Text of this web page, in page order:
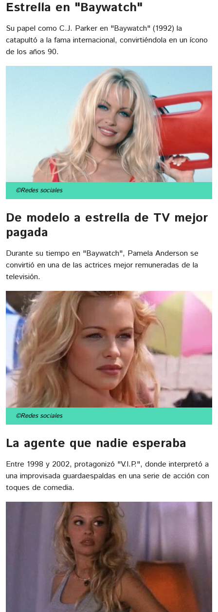
Estrella en "Baywatch"
Su papel como C.J. Parker en "Baywatch" (1992) la
catapultó a la fama internacional, convirtiéndola en un ícono
de los años 90.
©Redes sociales
De modelo a estrella de TV mejor
pagada
Durante su tiempo en "Baywatch", Pamela Anderson se
convirtió en una de las actrices mejor remuneradas de la
televisión.
©Redes sociales
La agente que nadie esperaba
Entre 1998 y 2002, protagonizó "V.I.P.", donde interpretó a
una improvisada guardaespaldas en una serie de acción con
toques de comedia.